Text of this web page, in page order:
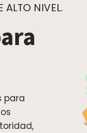
ALTO NIVEL.
para